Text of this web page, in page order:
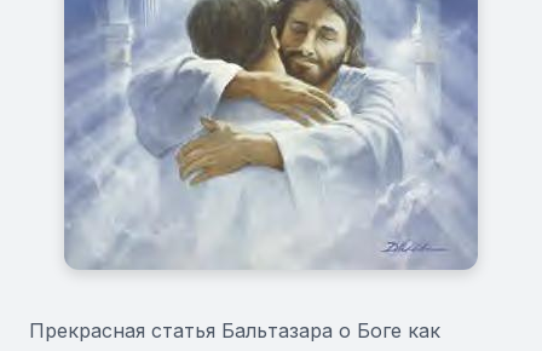
Прекрасная статья Бальтазара о Боге как